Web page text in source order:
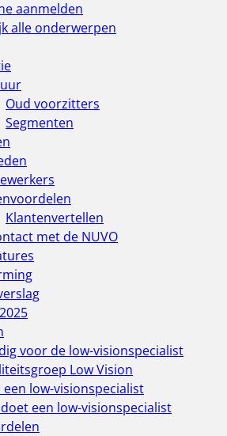
aanmelden
alle onderwerpen
Oud voorzitters
Segmenten
Klantenvertellen
met de NUVO
voor de low-visionspecialist
Low Vision
een low-visionspecialist
een low-visionspecialist